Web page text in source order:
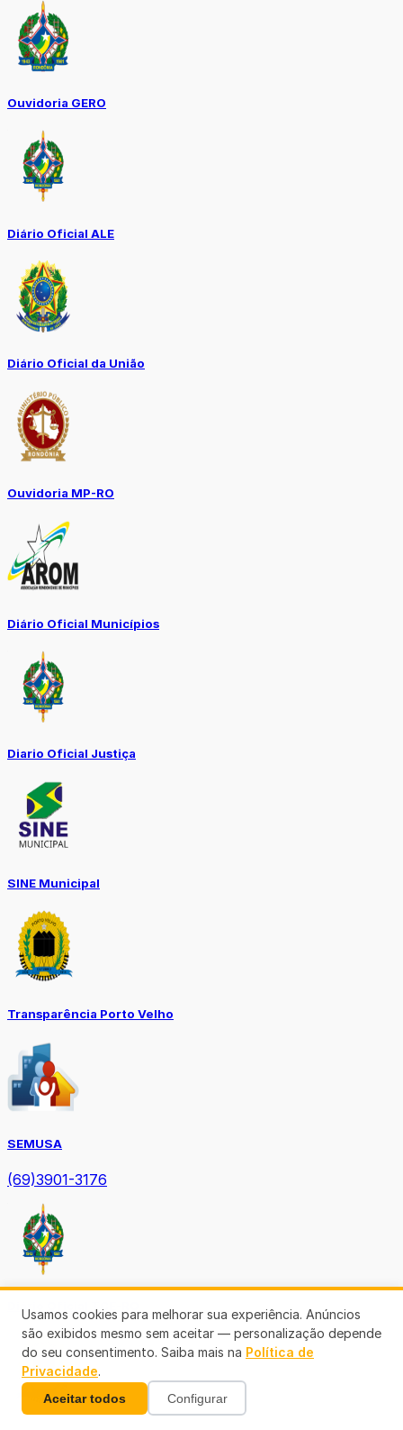
Ouvidoria GERO
Diário Oficial ALE
Diário Oficial da União
Ouvidoria MP-RO
Diário Oficial Municípios
Diario Oficial Justiça
SINE Municipal
Transparência Porto Velho
SEMUSA
(69)3901-3176
Diário Oficial TCE-RO
Usamos cookies para melhorar sua experiência. Anúncios
são exibidos mesmo sem aceitar — personalização depende
do seu consentimento. Saiba mais na Política de
Privacidade.
Aceitar todos Configurar